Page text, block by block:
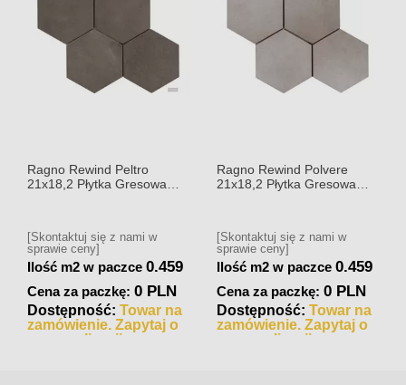
Ragno Rewind Peltro
21x18,2 Płytka Gresowa
[Skontaktuj się z nami w
sprawie ceny]
Ilość m2 w paczce 0.459
Cena za paczkę:0 PLN
Dostępność: Towar na
zamówienie. Zapytaj o
czas realizacji
Ragno Rewind Polvere
21x18,2 Płytka Gresowa
[Skontaktuj się z nami w
sprawie ceny]
Ilość m2 w paczce 0.459
Cena za paczkę:0 PLN
Dostępność: Towar na
zamówienie. Zapytaj o
czas realizacji